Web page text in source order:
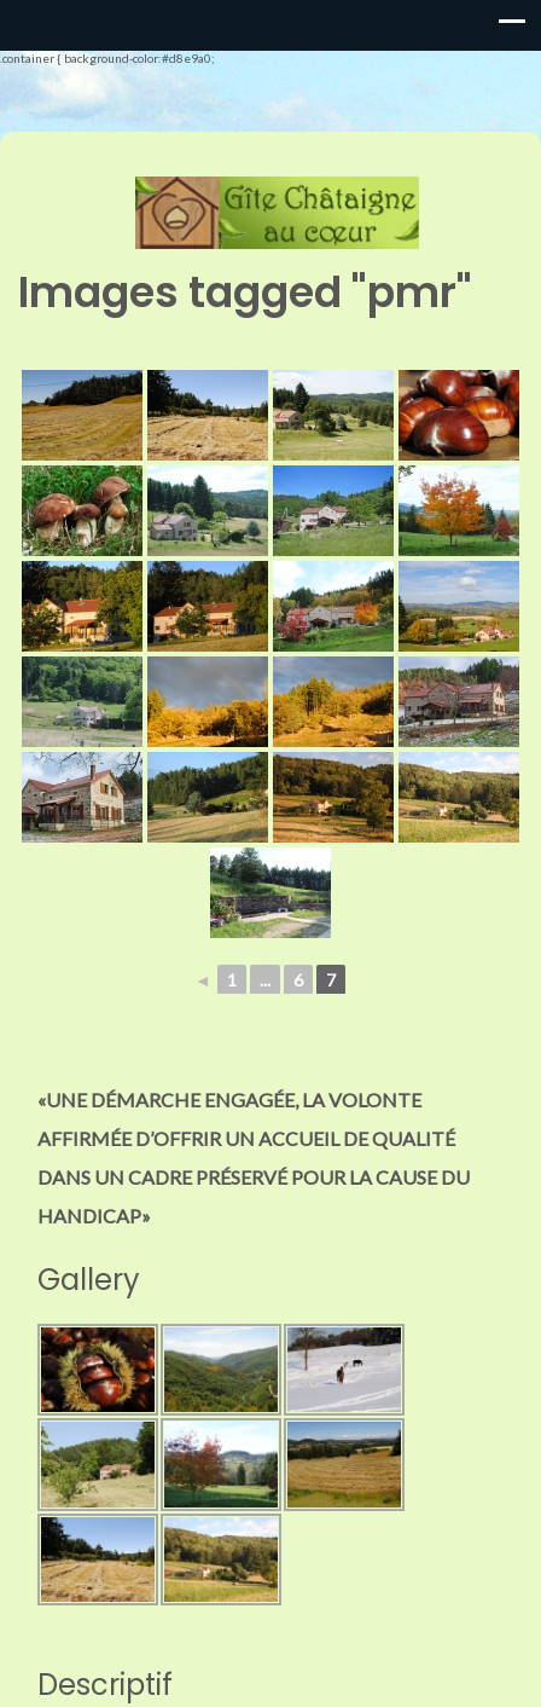
.container { background-color:#d8e9a0;
Images tagged "pmr"
◄ 1 ... 6 7
«UNE DÉMARCHE ENGAGÉE, LA VOLONTE
AFFIRMÉE D’OFFRIR UN ACCUEIL DE QUALITÉ
DANS UN CADRE PRÉSERVÉ POUR LA CAUSE DU
HANDICAP»
Gallery
Descriptif